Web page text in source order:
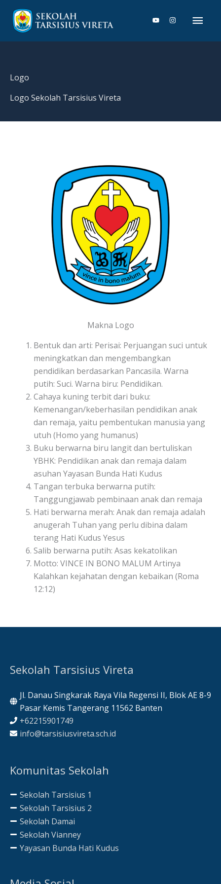
konten
Logo
Logo Sekolah Tarsisius Vireta
Makna Logo
Bentuk dan arti: Perisai: Perjuangan suci untuk
meningkatkan dan mengembangkan
pendidikan berdasarkan Pancasila. Warna
putih: Suci. Warna biru: Pendidikan.
Cahaya kuning terbit dari buku:
Kemenangan/keberhasilan pendidikan anak
dan remaja, yaitu pembentukan manusia yang
utuh (Homo yang humanus)
Buku berwarna biru langit dan bertuliskan
YBHK: Pendidikan anak dan remaja dalam
asuhan Yayasan Bunda Hati Kudus
Tangan terbuka berwarna putih:
Tanggungjawab pembinaan anak dan remaja
Hati berwarna merah: Anak dan remaja adalah
anugerah Tuhan yang perlu dibina dalam
terang Hati Kudus Yesus
Salib berwarna putih: Asas kekatolikan
Motto: VINCE IN BONO MALUM Artinya
Kalahkan kejahatan dengan kebaikan (Roma
12:12)
Sekolah Tarsisius Vireta
Jl. Danau Singkarak Raya Vila Regensi II, Blok AE 8-9
Pasar Kemis Tangerang 11562 Banten
+62215901749
info@tarsisiusvireta.sch.id
Komunitas Sekolah
Sekolah Tarsisius 1
Sekolah Tarsisius 2
Sekolah Damai
Sekolah Vianney
Yayasan Bunda Hati Kudus